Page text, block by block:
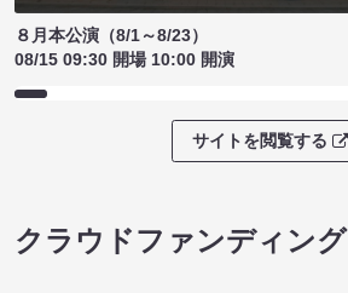
８月本公演（8/1～8/23）
08/15 09:30 開場 10:00 開演
サイトを閲覧する
クラウドファンディング